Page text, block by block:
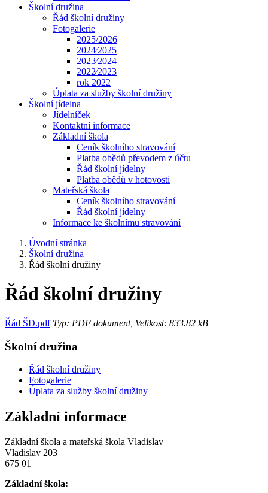
Školní družina
Řád školní družiny
Fotogalerie
2025/2026
2024⁄2025
2023⁄2024
2022⁄2023
rok 2022
Úplata za služby školní družiny
Školní jídelna
Jídelníček
Kontaktní informace
Základní škola
Ceník školního stravování
Platba obědů převodem z účtu
Řád školní jídelny
Platba obědů v hotovosti
Mateřská škola
Ceník školního stravování
Řád školní jídelny
Informace ke školnímu stravování
Úvodní stránka
Školní družina
Řád školní družiny
Řád školní družiny
Řád ŠD.pdfTyp: PDF dokument, Velikost: 833.82 kB
Školní družina
Řád školní družiny
Fotogalerie
Úplata za služby školní družiny
Základní informace
Základní škola a mateřská škola Vladislav
Vladislav 203
675 01
Základní škola: